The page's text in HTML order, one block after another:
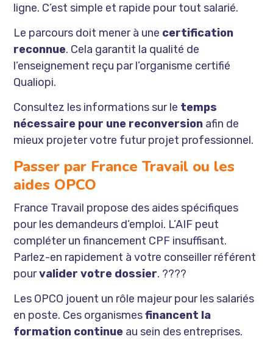
ligne. C’est simple et rapide pour tout salarié.
Le parcours doit mener à une certification
reconnue. Cela garantit la qualité de
l’enseignement reçu par l’organisme certifié
Qualiopi.
Consultez les informations sur le temps
nécessaire pour une reconversion afin de
mieux projeter votre futur projet professionnel.
Passer par France Travail ou les
aides OPCO
France Travail propose des aides spécifiques
pour les demandeurs d’emploi. L’AIF peut
compléter un financement CPF insuffisant.
Parlez-en rapidement à votre conseiller référent
pourvalider votre dossier. ????
Les OPCO jouent un rôle majeur pour les salariés
en poste. Ces organismesfinancent la
formation continue au sein des entreprises.